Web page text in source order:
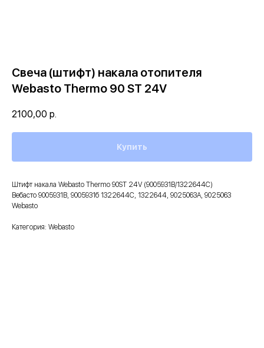
Свеча (штифт) накала отопителя
Webasto Thermo 90 ST 24V
2100,00 р.
Купить
Штифт накала Webasto Thermo 90ST 24V (9005931B/1322644C)
Вебасто 9005931B, 9005931б 1322644C, 1322644, 9025063A, 9025063
Webasto
Категория: Webasto